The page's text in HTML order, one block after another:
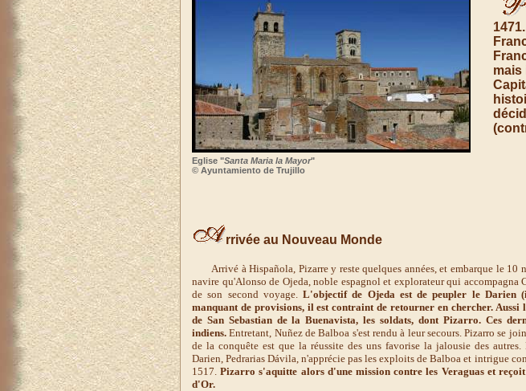
Eglise "Santa Maria la Mayor"
© Ayuntamiento de Trujillo
mais
rrivée au Nouveau Monde
Arrivé à Hispañola, Pizarre y reste quelques années, et embarque le 10
navire qu'Alonso de Ojeda, noble espagnol et explorateur qui accompagna
de son second voyage.L'objectif de Ojeda est de peupler le Darien
manquant de provisions, il est contraint de retourner en chercher. Aussi
de San Sebastian de la Buenavista, les soldats, dont Pizarro. Ces
indiens. Entretant, Nuñez de Balboa s'est rendu à leur secours. Pizarro se
de la conquête est que la réussite des uns favorise la jalousie des
Darien, Pedrarias Dávila, n'apprécie pas les exploits de Balboa et intrigue
1517.Pizarro s'aquitte alors d'une mission contre les Veraguas et
d'Or.